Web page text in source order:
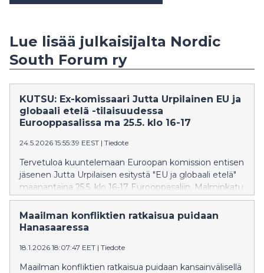
Lue lisää julkaisijalta Nordic
South Forum ry
KUTSU: Ex-komissaari Jutta Urpilainen EU ja
globaali etelä -tilaisuudessa
Eurooppasalissa ma 25.5. klo 16-17
24.5.2026 15:55:39 EEST | Tiedote
Tervetuloa kuuntelemaan Euroopan komission entisen
jäsenen Jutta Urpilaisen esitystä "EU ja globaali etelä"
maanantaina 25.5. klo 16-17 Eurooppasaliin, Malminkatu
19, Helsinki.Esityksen jälkeen Urpilainen osallistuu
keskusteluun ja vastaa median kysymyksiin.
Maailman konfliktien ratkaisua puidaan
Hanasaaressa
18.1.2026 18:07:47 EET | Tiedote
Maailman konfliktien ratkaisua puidaan kansainvälisellä